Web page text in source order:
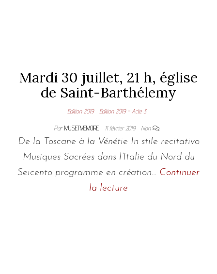
Mardi 30 juillet, 21 h, église
de Saint-Barthélemy
Edition 2019 Edition 2019 - Acte 3
ParMUSETMEMOIRE 11 février 2019 Non
De la Toscane à la Vénétie In stile recitativo
Musiques Sacrées dans l’Italie du Nord du
Seicento programme en création… Continuer
la lecture